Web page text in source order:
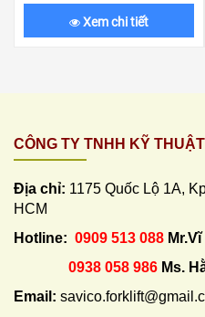
Xem chi tiết
CÔNG TY TNHH KỸ
Địa chỉ: 1175 Quốc Lộ 1A,
HCM
Hotline: 0909 513 088 Mr.Vĩ
0938 058 986 Ms.
Email: